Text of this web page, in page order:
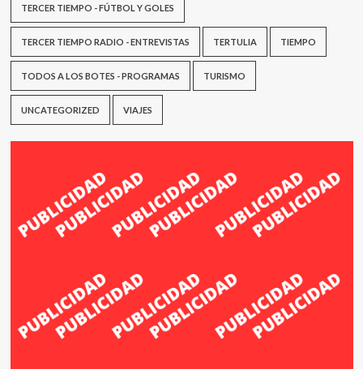
TERCER TIEMPO - FÚTBOL Y GOLES
TERCER TIEMPO RADIO - ENTREVISTAS TERTULIA TIEMPO
TODOS A LOS BOTES - PROGRAMAS TURISMO
UNCATEGORIZED VIAJES